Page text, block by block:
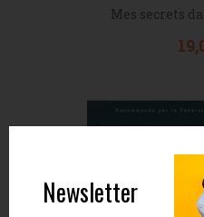
Mes secrets
Newsletter